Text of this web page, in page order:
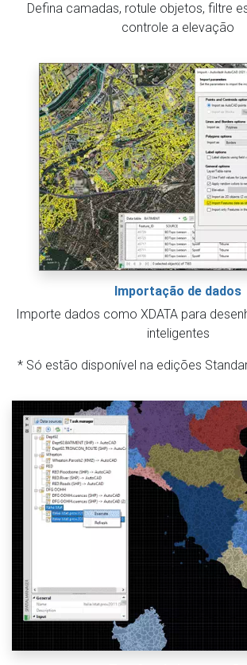
Defina camadas, rotule objetos, filtre
controle a elevação
Importação de dados
Importe dados como XDATA para
inteligentes
* Só estão disponível na edições